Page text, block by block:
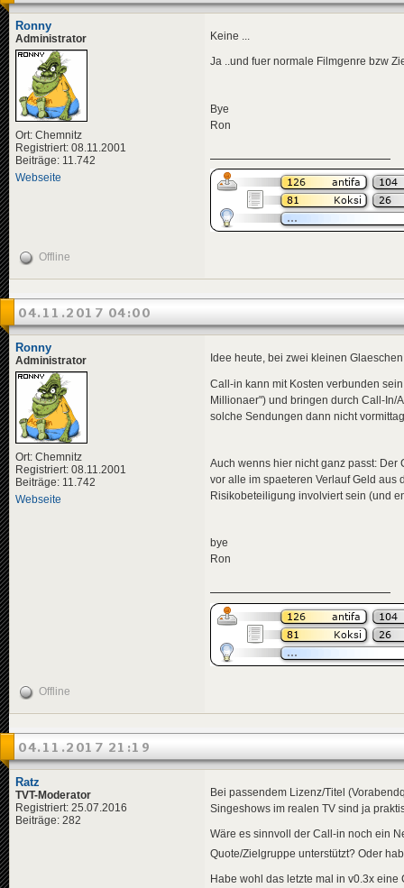
Ronny
Administrator
Ort: Chemnitz
Registriert: 08.11.2001
Beiträge: 11.742
Webseite
Keine ...
Ja ..und fuer normale Filmgenre bzw
Bye
Ron
Offline
04.11.2017 04:00
Ronny
Administrator
Ort: Chemnitz
Registriert: 08.11.2001
Beiträge: 11.742
Webseite
Idee heute, bei zwei kleinen
Call-in kann mit Kosten verbunden
Millionaer") und bringen durch Call-In/
solche Sendungen dann nicht
Auch wenns hier nicht ganz passt:
vor alle im spaeteren Verlauf Geld aus
Risikobeteiligung involviert sein (und
bye
Ron
Offline
04.11.2017 21:19
Ratz
TVT-Moderator
Registriert: 25.07.2016
Beiträge: 282
Bei passendem Lizenz/Titel
Singeshows im realen TV sind ja
Wäre es sinnvoll der Call-in noch ein
Quote/Zielgruppe unterstützt? Oder
Habe wohl das letzte mal in v0.3x